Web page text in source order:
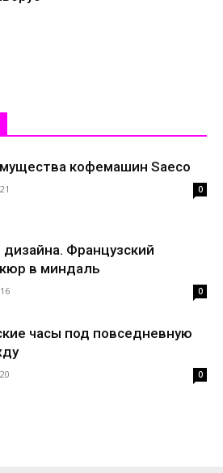
кофемашин Saeco
0
Французский
в миндаль
0
часы под повседневную
0